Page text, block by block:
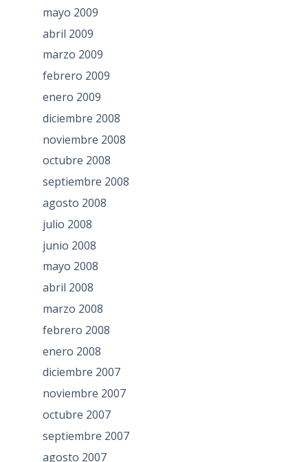
mayo 2009
abril 2009
marzo 2009
febrero 2009
enero 2009
diciembre 2008
noviembre 2008
octubre 2008
septiembre 2008
agosto 2008
julio 2008
junio 2008
mayo 2008
abril 2008
marzo 2008
febrero 2008
enero 2008
diciembre 2007
noviembre 2007
octubre 2007
septiembre 2007
agosto 2007